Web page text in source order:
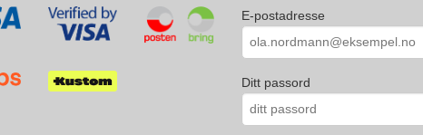
E-postadresse
Ditt passord